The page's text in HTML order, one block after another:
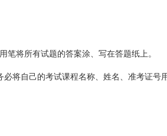
将所有试题的答案涂、写在答题纸上。
自己的考试课程名称、姓名、准考证号